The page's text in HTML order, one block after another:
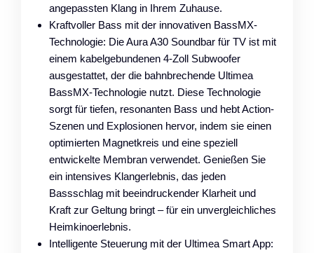
angepassten Klang in Ihrem Zuhause.
Kraftvoller Bass mit der innovativen BassMX-
Technologie: Die Aura A30 Soundbar für TV ist mit
einem kabelgebundenen 4-Zoll Subwoofer
ausgestattet, der die bahnbrechende Ultimea
BassMX-Technologie nutzt. Diese Technologie
sorgt für tiefen, resonanten Bass und hebt Action-
Szenen und Explosionen hervor, indem sie einen
optimierten Magnetkreis und eine speziell
entwickelte Membran verwendet. Genießen Sie
ein intensives Klangerlebnis, das jeden
Bassschlag mit beeindruckender Klarheit und
Kraft zur Geltung bringt – für ein unvergleichliches
Heimkinoerlebnis.
Intelligente Steuerung mit der Ultimea Smart App: